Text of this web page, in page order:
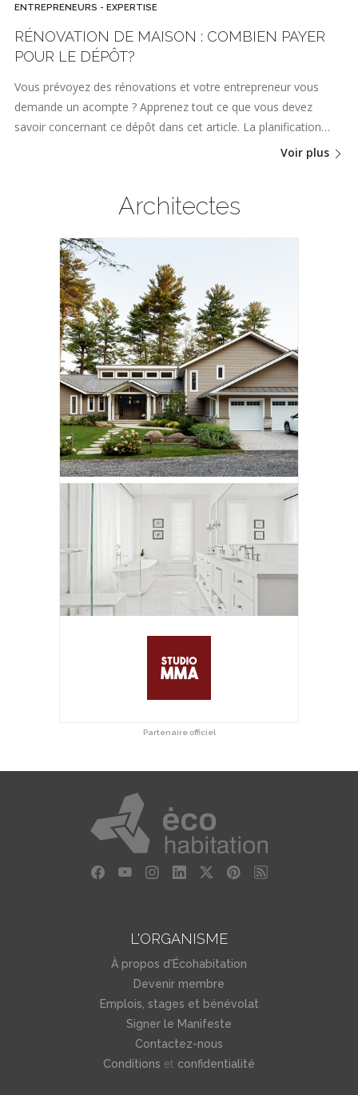
ENTREPRENEURS - EXPERTISE
RÉNOVATION DE MAISON : COMBIEN PAYER
POUR LE DÉPÔT?
Vous prévoyez des rénovations et votre entrepreneur vous
demande un acompte ? Apprenez tout ce que vous devez
savoir concernant ce dépôt dans cet article. La planification…
Voir plus
Architectes
Partenaire officiel
L'ORGANISME
À propos d'Écohabitation
Devenir membre
Emplois, stages et bénévolat
Signer le Manifeste
Contactez-nous
Conditions et confidentialité